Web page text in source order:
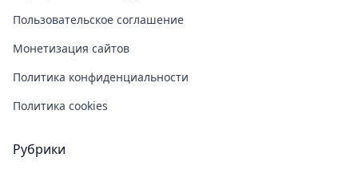
Пользовательское соглашение
Монетизация сайтов
Политика конфиденциальности
Политика cookies
Рубрики